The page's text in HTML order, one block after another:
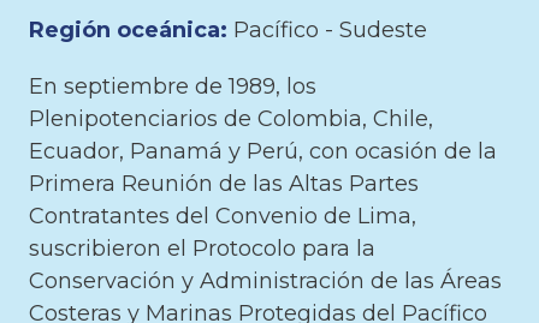
Región oceánica: Pacífico - Sudeste
En septiembre de 1989, los
Plenipotenciarios de Colombia, Chile,
Ecuador, Panamá y Perú, con ocasión de la
Primera Reunión de las Altas Partes
Contratantes del Convenio de Lima,
suscribieron el Protocolo para la
Conservación y Administración de las Áreas
Costeras y Marinas Protegidas del Pacífico